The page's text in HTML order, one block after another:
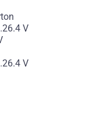
V
V